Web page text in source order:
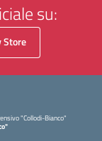
su:
Store
"Collodi-Bianco"